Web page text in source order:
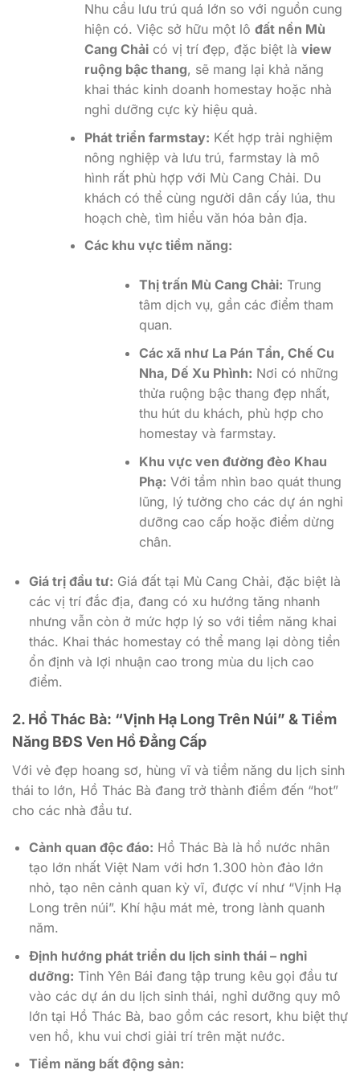
Nhu cầu lưu trú quá lớn so với nguồn cung
hiện có. Việc sở hữu một lô đất nền Mù
Cang Chảicó vị trí đẹp, đặc biệt là view
ruộng bậc thang, sẽ mang lại khả năng
khai thác kinh doanh homestay hoặc nhà
nghỉ dưỡng cực kỳ hiệu quả.
Phát triển farmstay: Kết hợp trải nghiệm
nông nghiệp và lưu trú, farmstay là mô
hình rất phù hợp với Mù Cang Chải. Du
khách có thể cùng người dân cấy lúa, thu
hoạch chè, tìm hiểu văn hóa bản địa.
Các khu vực tiềm năng:
Thị trấn Mù Cang Chải: Trung
tâm dịch vụ, gần các điểm tham
quan.
Các xã như La Pán Tẩn, Chế Cu
Nha, Dế Xu Phình: Nơi có những
thửa ruộng bậc thang đẹp nhất,
thu hút du khách, phù hợp cho
homestay và farmstay.
Khu vực ven đường đèo Khau
Phạ: Với tầm nhìn bao quát thung
lũng, lý tưởng cho các dự án nghỉ
dưỡng cao cấp hoặc điểm dừng
chân.
Giá trị đầu tư: Giá đất tại Mù Cang Chải, đặc biệt là
các vị trí đắc địa, đang có xu hướng tăng nhanh
nhưng vẫn còn ở mức hợp lý so với tiềm năng khai
thác. Khai thác homestay có thể mang lại dòng tiền
ổn định và lợi nhuận cao trong mùa du lịch cao
điểm.
2. Hồ Thác Bà: “Vịnh Hạ Long Trên Núi” & Tiềm
Năng BĐS Ven Hồ Đẳng Cấp
Với vẻ đẹp hoang sơ, hùng vĩ và tiềm năng du lịch sinh
thái to lớn, Hồ Thác Bà đang trở thành điểm đến “hot”
cho các nhà đầu tư.
Cảnh quan độc đáo: Hồ Thác Bà là hồ nước nhân
tạo lớn nhất Việt Nam với hơn 1.300 hòn đảo lớn
nhỏ, tạo nên cảnh quan kỳ vĩ, được ví như “Vịnh Hạ
Long trên núi”. Khí hậu mát mẻ, trong lành quanh
năm.
Định hướng phát triển du lịch sinh thái – nghỉ
dưỡng: Tỉnh Yên Bái đang tập trung kêu gọi đầu tư
vào các dự án du lịch sinh thái, nghỉ dưỡng quy mô
lớn tại Hồ Thác Bà, bao gồm các resort, khu biệt thự
ven hồ, khu vui chơi giải trí trên mặt nước.
Tiềm năng bất động sản: